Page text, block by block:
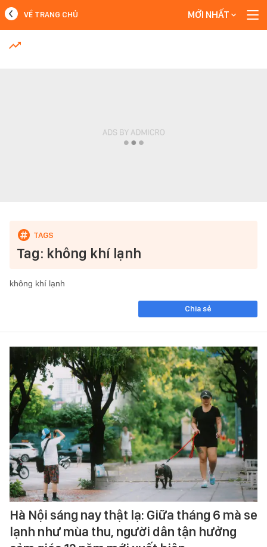
MỚI NHẤT
VỀ TRANG CHỦ MỚI NHẤT
Tag: không khí lạnh
không khí lạnh
Chia sẻ
Hà Nội sáng nay thật lạ: Giữa tháng 6 mà se
lạnh như mùa thu, người dân tận hưởng